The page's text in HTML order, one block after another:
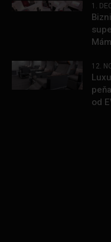
1.
12.
od